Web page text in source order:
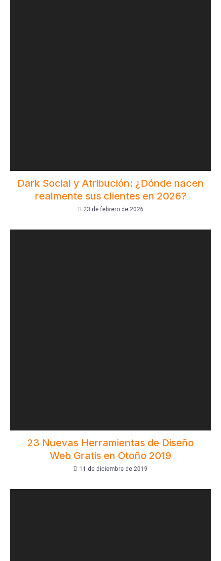
Dark Social y Atribución: ¿Dónde nacen
realmente sus clientes en 2026?
23 de febrero de 2026
23 Nuevas Herramientas de Diseño
Web Gratis en Otoño 2019
11 de diciembre de 2019